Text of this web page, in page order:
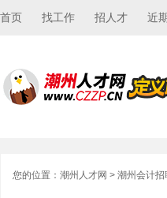
首页 找工作 招人才 近
您的位置： 潮州人才网 > 潮州会计招